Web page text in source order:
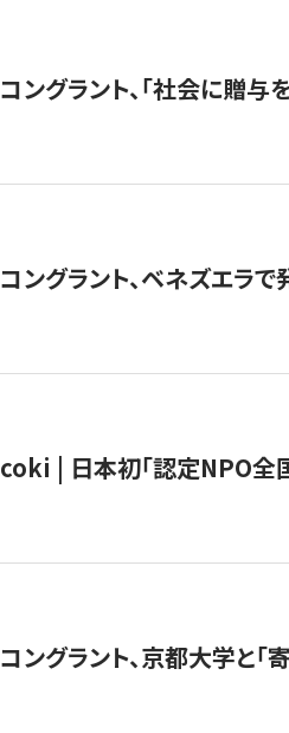
コングラント、「社会に贈
コングラント、ベネズエラ
coki | 日本初「認定NPO全
コングラント、京都大学と